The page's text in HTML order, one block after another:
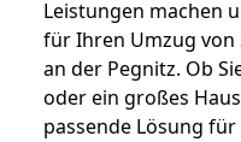
Leistungen machen
für Ihren Umzug von
an der Pegnitz. Ob
oder ein großes
passende Lösung für